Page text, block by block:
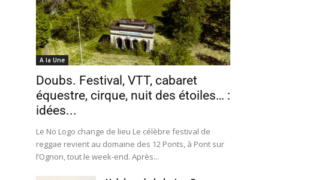
A la Une
Doubs. Festival, VTT, cabaret
équestre, cirque, nuit des étoiles… :
idées...
Le No Logo change de lieu Le célèbre festival de
reggae revient au domaine des 12 Ponts, à Pont sur
l’Ognon, tout le week-end. Après...